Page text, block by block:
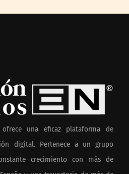
ofrece una eficaz plataforma de
digital. Pertenece a un grupo
crecimiento con más de